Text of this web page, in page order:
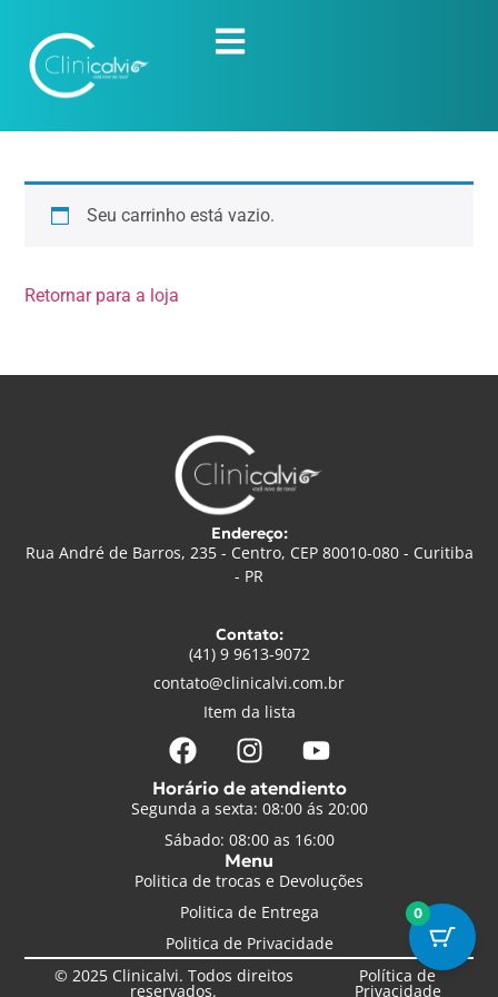
Seu carrinho está vazio.
Retornar para a loja
Endereço:
Rua André de Barros, 235 - Centro, CEP 80010-080 - Curitiba
- PR
Contato:
(41) 9 9613-9072
contato@clinicalvi.com.br
Item da lista
Horário de atendiento
Segunda a sexta: 08:00 ás 20:00
Sábado: 08:00 as 16:00
Menu
Politica de trocas e Devoluções
Politica de Entrega
Politica de Privacidade
© 2025 Clinicalvi. Todos direitos
reservados.
Política de
Privacidade
0